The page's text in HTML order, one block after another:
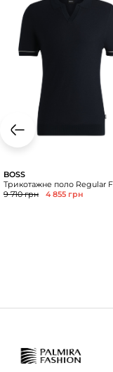
BOSS
Трикотажне поло Regular
9 710 грн
4 855 грн